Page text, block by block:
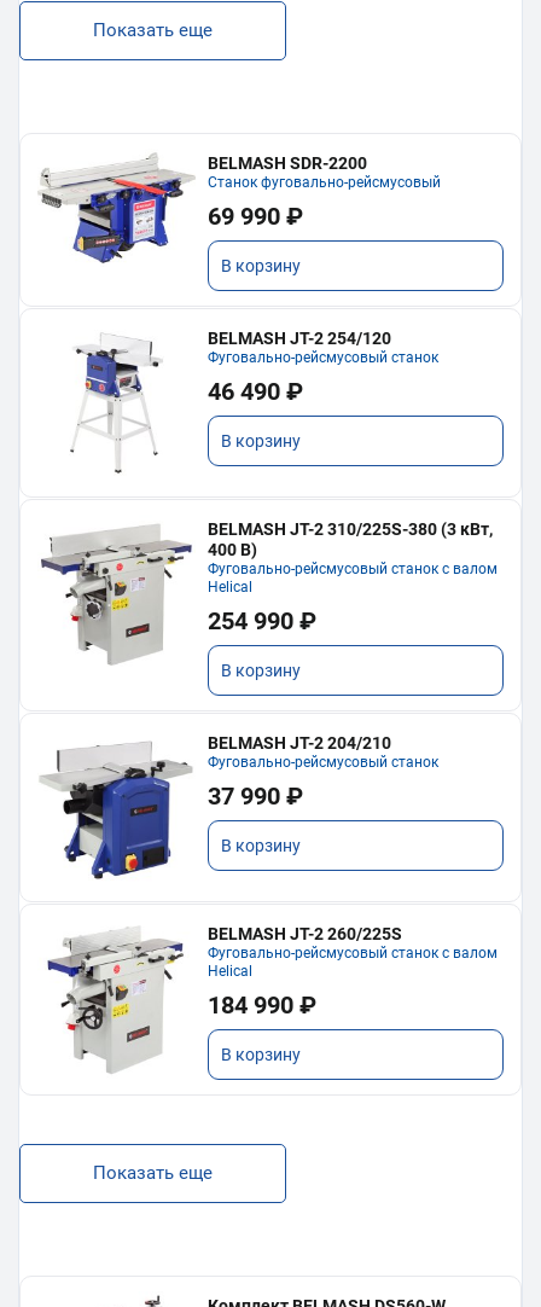
Показать еще
BELMASH SDR-2200
Станок фуговально-рейсмусовый
69 990 ₽
В корзину
BELMASH JT-2 254/120
Фуговально-рейсмусовый станок
46 490 ₽
В корзину
BELMASH JT-2 310/225S-380 (3 кВт,
400 В)
Фуговально-рейсмусовый станок с валом
Helical
254 990 ₽
В корзину
BELMASH JT-2 204/210
Фуговально-рейсмусовый станок
37 990 ₽
В корзину
BELMASH JT-2 260/225S
Фуговально-рейсмусовый станок с валом
Helical
184 990 ₽
В корзину
Показать еще